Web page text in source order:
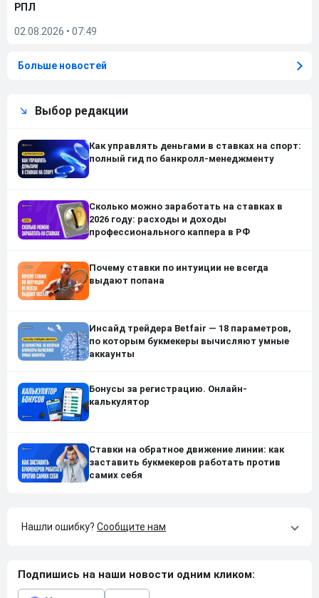
РПЛ
02.08.2026 • 07:49
Больше новостей
Выбор редакции
Как управлять деньгами в ставках на спорт:
полный гид по банкролл-менеджменту
Сколько можно заработать на ставках в
2026 году: расходы и доходы
профессионального каппера в РФ
Почему ставки по интуиции не всегда
выдают попана
Инсайд трейдера Betfair — 18 параметров,
по которым букмекеры вычисляют умные
аккаунты
Бонусы за регистрацию. Онлайн-
калькулятор
Ставки на обратное движение линии: как
заставить букмекеров работать против
самих себя
Нашли ошибку? Сообщите нам
Подпишись на наши новости одним кликом: